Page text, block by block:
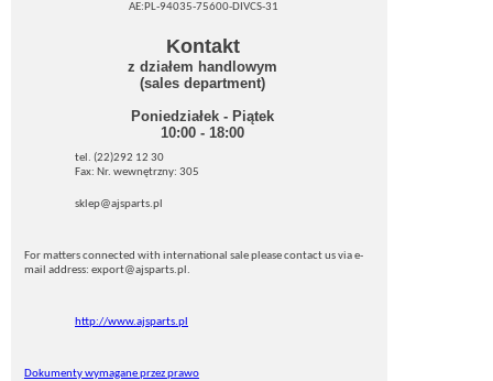
AE:PL-94035-75600-DIVCS-31
Kontakt
z działem handlowym
(sales department)
Poniedziałek - Piątek
10:00 - 18:00
tel. (22)292 12 30
Fax: Nr. wewnętrzny: 305
sklep@ajsparts.pl
For matters connected with international sale please contact us via e-
mail address: export@ajsparts.pl.
http://www.ajsparts.pl
Dokumenty wymagane przez prawo